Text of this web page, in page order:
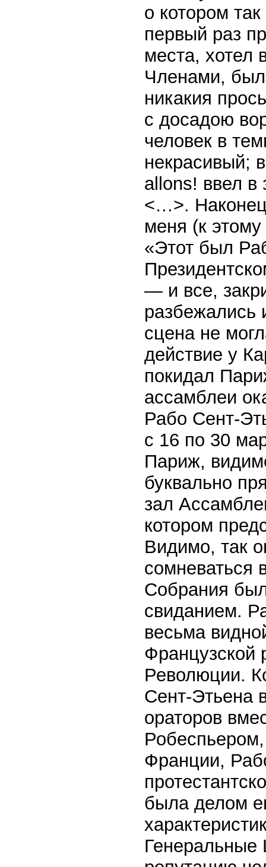
о котором
первый раз
места, хотел
Членами, был
никакия
с досадою
человек в
некрасивый;
allons! ввел в
<…>. Наконец
меня (к
«Этот был
— и все,
разбежались
сцена не
действие у
покидал
ассамблеи
Рабо Сент-
с 16 по 30
Париж,
буквально
зал
котором
Видимо, так
сомневаться
Собрания
свиданием.
весьма
Французской
Революции.
Сент-Этьена
ораторов
Франции,
была делом
Генеральные